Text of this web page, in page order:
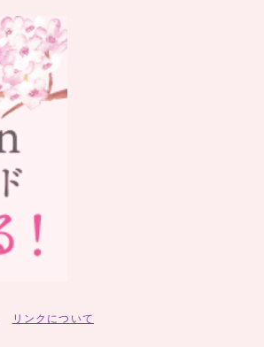
リンクについて